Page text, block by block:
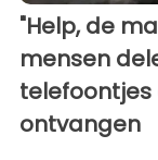
"Help, de
mensen
telefoontjes
ontvangen